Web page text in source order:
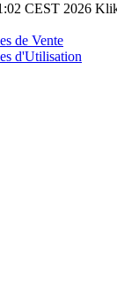
CEST 2026
de Vente
d'Utilisation